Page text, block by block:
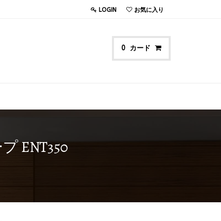
LOGIN お気に入り
0 カード
ENT350